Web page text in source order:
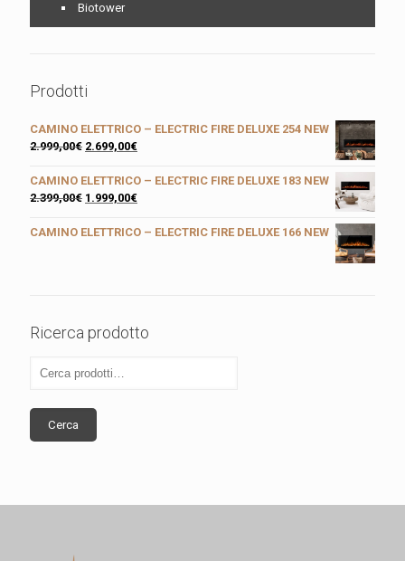
Biotower
Prodotti
CAMINO ELETTRICO – ELECTRIC FIRE DELUXE 254 NEW
2.999,00€ 2.699,00€
CAMINO ELETTRICO – ELECTRIC FIRE DELUXE 183 NEW
2.399,00€ 1.999,00€
CAMINO ELETTRICO – ELECTRIC FIRE DELUXE 166 NEW
Ricerca prodotto
Cerca